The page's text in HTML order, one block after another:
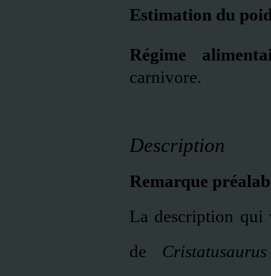
Estimation du
Régime
carnivore.
Description
Remarque
La description qui
de Cristatusaurus